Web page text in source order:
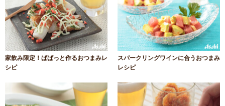
家飲み限定！ぱぱっと作るおつまみレ
シピ
スパークリングワインに合うおつまみ
レシピ